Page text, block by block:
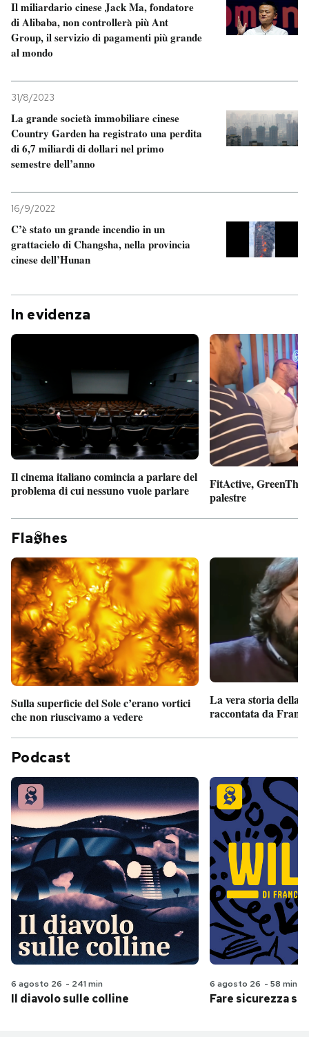
Il miliardario cinese Jack Ma, fondatore
di Alibaba, non controllerà più Ant
Group, il servizio di pagamenti più grande
al mondo
31/8/2023
La grande società immobiliare cinese
Country Garden ha registrato una perdita
di 6,7 miliardi di dollari nel primo
semestre dell’anno
16/9/2022
C’è stato un grande incendio in un
grattacielo di Changsha, nella provincia
cinese dell’Hunan
In evidenza
Il cinema italiano comincia a parlare del
problema di cui nessuno vuole parlare
FitActive,
palestre
Fla hes
Sulla superficie del Sole c’erano vortici
che non riuscivamo a vedere
La vera storia della
raccontata da
Podcast
6 agosto 26 - 241 min
Il diavolo sulle colline
6 agosto 26 - 58 min
Fare sicurezza